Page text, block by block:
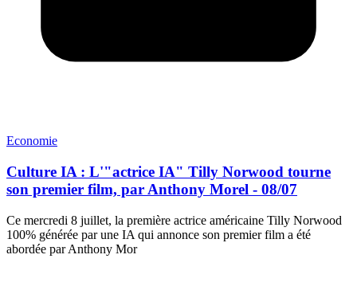
Economie
Culture IA : L'"actrice IA" Tilly Norwood tourne
son premier film, par Anthony Morel - 08/07
Ce mercredi 8 juillet, la première actrice américaine Tilly Norwood
100% générée par une IA qui annonce son premier film a été
abordée par Anthony Mor